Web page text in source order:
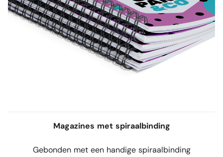
Magazines met spiraalbinding
Gebonden met een handige spiraalbinding